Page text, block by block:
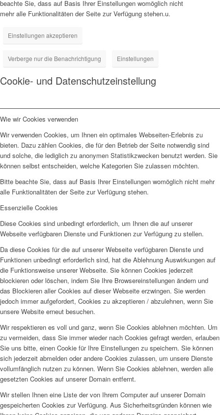
beachte Sie, dass auf Basis Ihrer Einstellungen womöglich nicht
mehr alle Funktionalitäten der Seite zur Verfügung stehen.u.
Einstellungen akzeptieren
Verberge nur die Benachrichtigung Einstellungen
Cookie- und Datenschutzeinstellung
Wie wir Cookies verwenden
Wir verwenden Cookies, um Ihnen ein optimales Webseiten-Erlebnis zu
bieten. Dazu zählen Cookies, die für den Betrieb der Seite notwendig sind
und solche, die lediglich zu anonymen Statistikzwecken benutzt werden. Sie
können selbst entscheiden, welche Kategorien Sie zulassen möchten.
Bitte beachte Sie, dass auf Basis Ihrer Einstellungen womöglich nicht mehr
alle Funktionalitäten der Seite zur Verfügung stehen.
Essenzielle Cookies
Diese Cookies sind unbedingt erforderlich, um Ihnen die auf unserer
Webseite verfügbaren Dienste und Funktionen zur Verfügung zu stellen.
Da diese Cookies für die auf unserer Webseite verfügbaren Dienste und
Funktionen unbedingt erforderlich sind, hat die Ablehnung Auswirkungen auf
die Funktionsweise unserer Webseite. Sie können Cookies jederzeit
blockieren oder löschen, indem Sie Ihre Browsereinstellungen ändern und
das Blockieren aller Cookies auf dieser Webseite erzwingen. Sie werden
jedoch immer aufgefordert, Cookies zu akzeptieren / abzulehnen, wenn Sie
unsere Website erneut besuchen.
Wir respektieren es voll und ganz, wenn Sie Cookies ablehnen möchten. Um
zu vermeiden, dass Sie immer wieder nach Cookies gefragt werden, erlauben
Sie uns bitte, einen Cookie für Ihre Einstellungen zu speichern. Sie können
sich jederzeit abmelden oder andere Cookies zulassen, um unsere Dienste
vollumfänglich nutzen zu können. Wenn Sie Cookies ablehnen, werden alle
gesetzten Cookies auf unserer Domain entfernt.
Wir stellen Ihnen eine Liste der von Ihrem Computer auf unserer Domain
gespeicherten Cookies zur Verfügung. Aus Sicherheitsgründen können wie